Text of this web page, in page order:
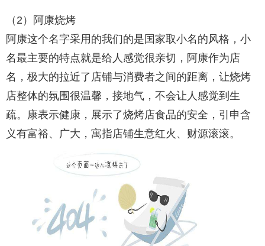
（2）阿康烧烤
阿康这个名字采用的我们的是国家取小名的风格，小
名最主要的特点就是给人感觉很亲切，阿康作为店
名，极大的拉近了店铺与消费者之间的距离，让烧烤
店整体的氛围很温馨，接地气，不会让人感觉到生
疏。康表示健康，展示了烧烤店食品的安全，引申含
义有富裕、广大，寓指店铺生意红火、财源滚滚。